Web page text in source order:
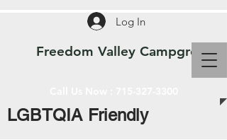
Freedom Valley Campground
Log In
LGBTQIA Friendly